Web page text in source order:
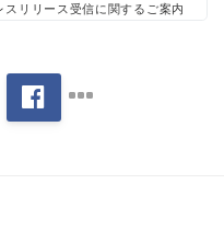
スリリース受信に関するご案内